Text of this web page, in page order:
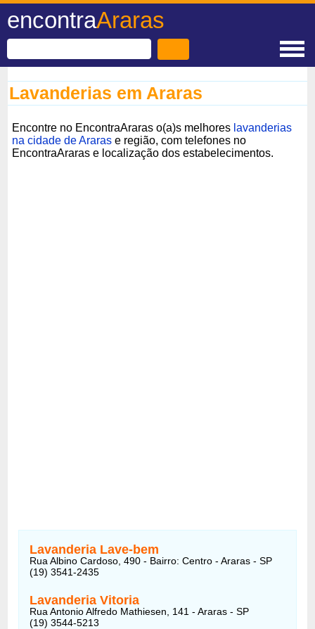
encontraAraras
Lavanderias em Araras
Encontre no EncontraAraras o(a)s melhores lavanderias
na cidade de Araras e região, com telefones no
EncontraAraras e localização dos estabelecimentos.
Lavanderia Lave-bem
Rua Albino Cardoso, 490 - Bairro: Centro - Araras - SP
(19) 3541-2435
Lavanderia Vitoria
Rua Antonio Alfredo Mathiesen, 141 - Araras - SP
(19) 3544-5213